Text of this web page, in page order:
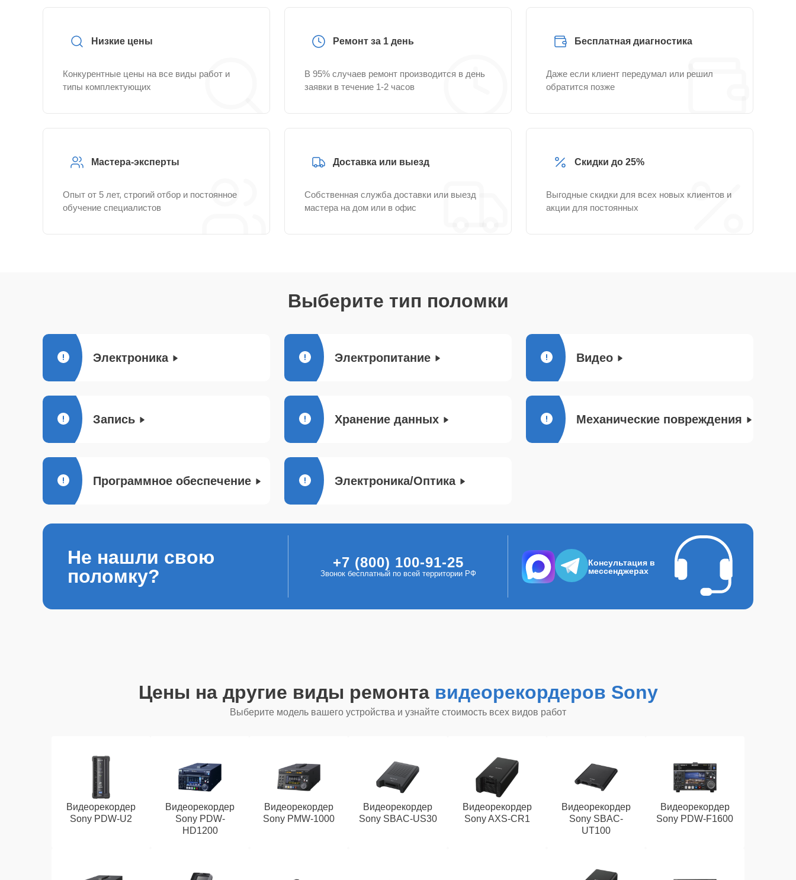
Низкие цены
Конкурентные цены на все виды работ и
типы комплектующих
Ремонт за 1 день
В 95% случаев ремонт производится в день
заявки в течение 1-2 часов
Бесплатная диагностика
Даже если клиент передумал или решил
обратится позже
Мастера-эксперты
Опыт от 5 лет, строгий отбор и постоянное
обучение специалистов
Доставка или выезд
Собственная служба доставки или выезд
мастера на дом или в офис
Скидки до 25%
Выгодные скидки для всех новых клиентов и
акции для постоянных
Выберите тип поломки
Электроника Электропитание Видео
Запись Хранение данных Механические повреждения
Программное обеспечение Электроника/Оптика
Не нашли свою
поломку?
+7 (800) 100-91-25
Звонок бесплатный по всей территории РФ
Консультация в
мессенджерах
Цены на другие виды ремонта видеорекордеров Sony
Выберите модель вашего устройства и узнайте стоимость всех видов работ
Видеорекордер
Sony PDW-U2
Видеорекордер
Sony PDW-
HD1200
Видеорекордер
Sony PMW-1000
Видеорекордер
Sony SBAC-US30
Видеорекордер
Sony AXS-CR1
Видеорекордер
Sony SBAC-
UT100
Видеорекордер
Sony PDW-F1600